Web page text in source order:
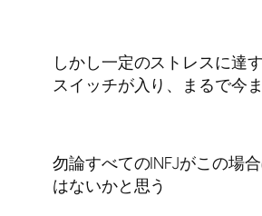
しかし一定のストレスに達
スイッチが入り、まるで今
勿論すべてのINFJがこの場
はないかと思う